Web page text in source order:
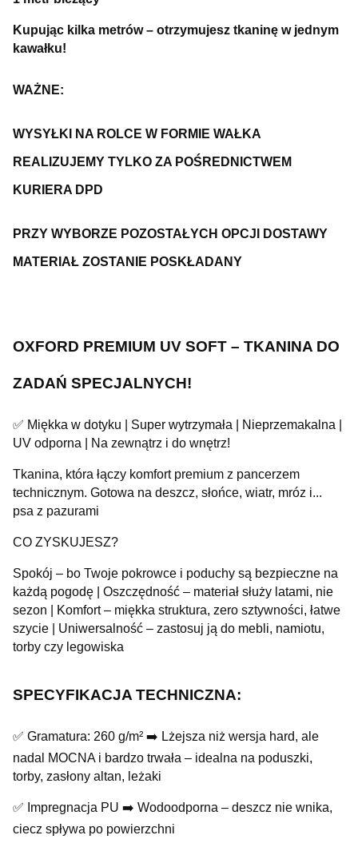
Kupując kilka metrów – otrzymujesz tkaninę w jednym
kawałku!
WAŻNE:
WYSYŁKI NA ROLCE W FORMIE WAŁKA
REALIZUJEMY TYLKO ZA POŚREDNICTWEM
KURIERA DPD
PRZY WYBORZE POZOSTAŁYCH OPCJI DOSTAWY
MATERIAŁ ZOSTANIE POSKŁADANY
OXFORD PREMIUM UV SOFT – TKANINA DO
ZADAŃ SPECJALNYCH!
✅ Miękka w dotyku | Super wytrzymała | Nieprzemakalna |
UV odporna | Na zewnątrz i do wnętrz!
Tkanina, która łączy komfort premium z pancerzem
technicznym. Gotowa na deszcz, słońce, wiatr, mróz i...
psa z pazurami
CO ZYSKUJESZ?
Spokój – bo Twoje pokrowce i poduchy są bezpieczne na
każdą pogodę | Oszczędność – materiał służy latami, nie
sezon | Komfort – miękka struktura, zero sztywności, łatwe
szycie | Uniwersalność – zastosuj ją do mebli, namiotu,
torby czy legowiska
SPECYFIKACJA TECHNICZNA:
✅ Gramatura: 260 g/m² ➡️ Lżejsza niż wersja hard, ale
nadal MOCNA i bardzo trwała – idealna na poduszki,
torby, zasłony altan, leżaki
✅ Impregnacja PU ➡️ Wodoodporna – deszcz nie wnika,
ciecz spływa po powierzchni